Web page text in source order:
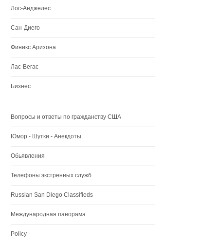
Лос-Анджелес
Сан-Диего
Финикс Аризона
Лас-Вегас
Бизнес
Вопросы и ответы по гражданству США
Юмор - Шутки - Анекдоты
Обьявления
Телефоны экстренных служб
Russian San Diego Classifieds
Международная панорама
Policy